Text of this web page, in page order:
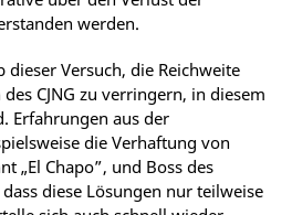
werden.
dieser Versuch, die Reichweite
CJNG zu verringern, in diesem
Erfahrungen aus der
die Verhaftung von
„El Chapo”, und Boss des
diese Lösungen nur teilweise